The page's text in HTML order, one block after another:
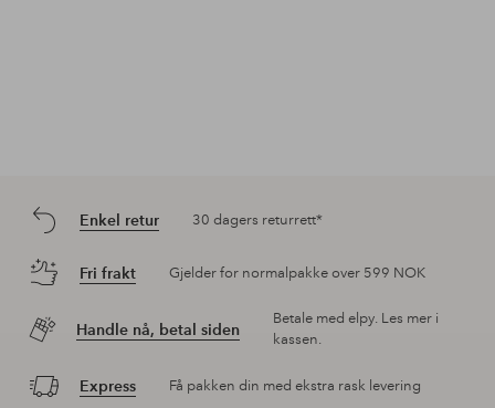
Enkel retur 30 dagers returrett*
Fri frakt Gjelder for normalpakke over 599 NOK
Handle nå, betal siden
Betale med elpy. Les mer i
kassen.
Express Få pakken din med ekstra rask levering